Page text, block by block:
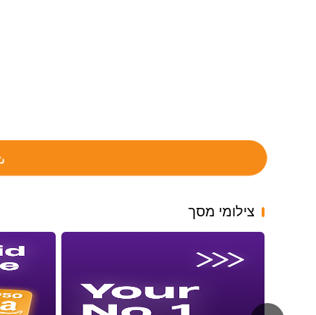
צילומי מסך